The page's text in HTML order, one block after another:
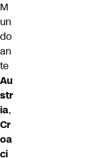
M
un
do
an
te
Au
str
ia,
Cr
oa
ci